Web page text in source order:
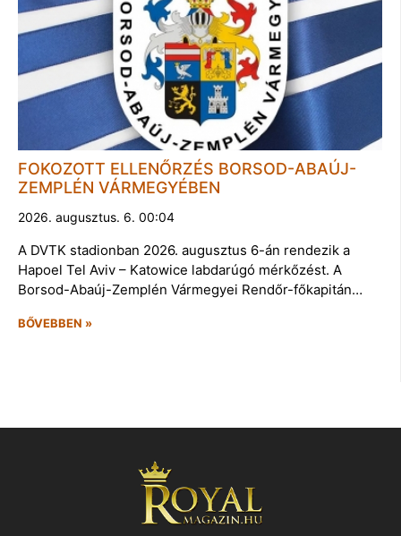
FOKOZOTT ELLENŐRZÉS BORSOD-ABAÚJ-
ZEMPLÉN VÁRMEGYÉBEN
2026. augusztus. 6. 00:04
A DVTK stadionban 2026. augusztus 6-án rendezik a
Hapoel Tel Aviv – Katowice labdarúgó mérkőzést. A
Borsod-Abaúj-Zemplén Vármegyei Rendőr-főkapitán…
BŐVEBBEN »